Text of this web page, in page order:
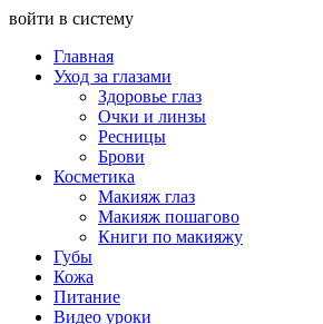
войти в систему
Главная
Уход за глазами
Здоровье глаз
Очки и линзы
Ресницы
Брови
Косметика
Макияж глаз
Макияж пошагово
Книги по макияжу
Губы
Кожа
Питание
Видео уроки